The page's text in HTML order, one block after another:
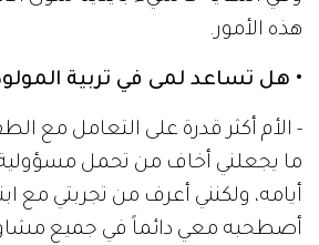
هذه الأمور.
• هل تساعد لمى في تربية
- الأم أكثر قدرة على التعامل مع
ما يجعلني أخاف من تحمل
أيامه، ولكنني أعرف من تجربتي مع
أصطحبه معي دائماً في جميع